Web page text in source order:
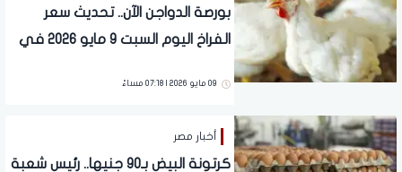
بورصة الدواجن الآن.. تحديث سعر
الفراخ اليوم السبت 9 مايو 2026 في
09 مايو 2026 | 07:18 مساءً
أخبار مصر
كرتونة البيض بـ90 جنيها.. رئيس شعبة